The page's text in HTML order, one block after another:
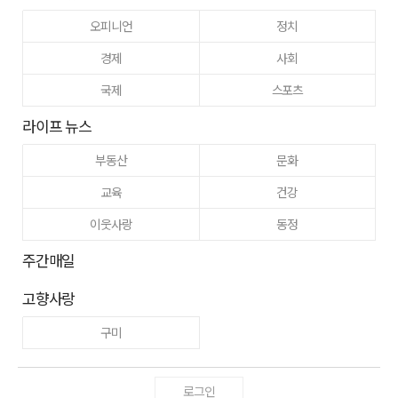
오피니언
정치
경제
사회
국제
스포츠
라이프 뉴스
부동산
문화
교육
건강
이웃사랑
동정
주간매일
고향사랑
구미
로그인